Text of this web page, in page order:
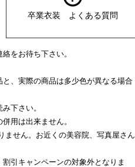
卒業衣装 よくある質問
をお待ち下さい。
、実際の商品は多少色が異なる場合
下さい。
用は出来ません。
ません。お近くの美容院、写真屋さん
引キャンペーンの対象外となりま